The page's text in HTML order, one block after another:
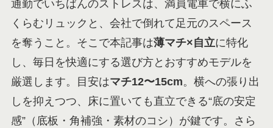
通勤でいちばんのストレスは、満員電車で横にふ
くらむリュックと、会社で倒れて足元のスペース
を奪うこと。そこで本記事は薄マチ×自立に特化
し、毎日を快適にする選び方とおすすめモデルを
厳選します。目安はマチ12〜15cm。横への張り出
しを抑えつつ、床に置いても直立できる“底の安定
感”（底板・角補強・素材のコシ）が鍵です。さら